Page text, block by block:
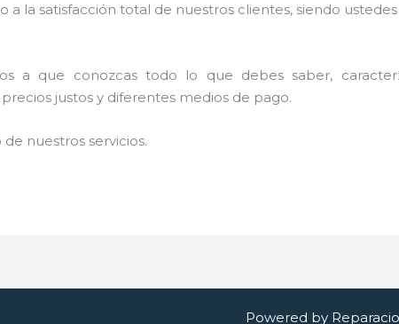
la satisfacción total de nuestros clientes, siendo
a que conozcas todo lo que debes saber,
justos y diferentes medios de pago.
nuestros servicios.
Powered by